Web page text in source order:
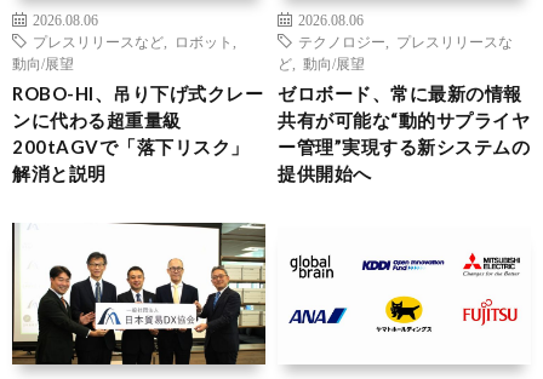
2026.08.06
プレスリリースなど
ロボット
動向/展望
ROBO-HI、吊り下げ式クレー
ンに代わる超重量級
200tAGVで「落下リスク」
解消と説明
2026.08.06
テクノロジー
プレスリリースな
ど
動向/展望
ゼロボード、常に最新の情報
共有が可能な“動的サプライヤ
ー管理”実現する新システムの
提供開始へ